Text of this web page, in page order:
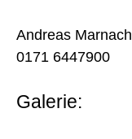
Andreas Marnach
0171 6447900
Galerie: